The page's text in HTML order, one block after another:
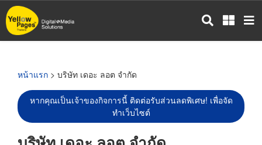
ข้าม
ไป
หน้าแรก > บริษัท เดอะ ลอต จำกัด
หากคุณเป็นเจ้าของกิจการนี้ ติดต่อรับส่วนลดพิเศษ! เพื่อจัด
ทำเว็บไซต์